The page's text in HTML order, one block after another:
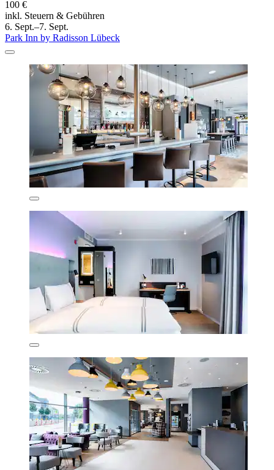
100 €
inkl. Steuern & Gebühren
6. Sept.–7. Sept.
Park Inn by Radisson Lübeck